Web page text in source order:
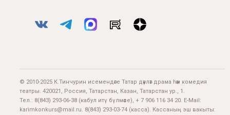
© 2010-2025 К.Тинчурин исемендәге Татар дәүләт драма һәм комедия
театры. 420021, Россия, Татарстан, Казан, Татарстан ур., 1.
Тел.: 8(843) 293-06-38 (кабул итү бүлмәсе), + 7 906 116 34 20. E-Mail:
karimkonkurs@mail.ru. 8(843) 293-03-74 (касса). Кассаның эш вакыты: